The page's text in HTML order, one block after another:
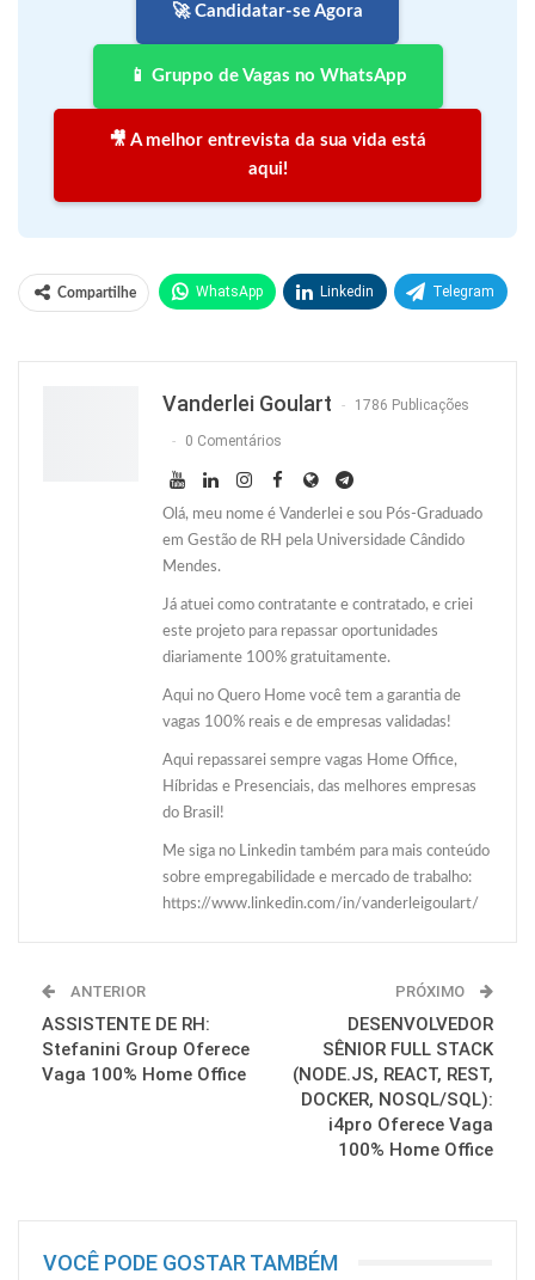
🚀 Candidatar-se Agora
📱 Gruppo de Vagas no WhatsApp
🎥 A melhor entrevista da sua vida está
aqui!
Compartilhe WhatsApp Linkedin Telegram
Vanderlei Goulart 1786 Publicações
0 Comentários
Olá, meu nome é Vanderlei e sou Pós-Graduado
em Gestão de RH pela Universidade Cândido
Mendes.
Já atuei como contratante e contratado, e criei
este projeto para repassar oportunidades
diariamente 100% gratuitamente.
Aqui no Quero Home você tem a garantia de
vagas 100% reais e de empresas validadas!
Aqui repassarei sempre vagas Home Office,
Híbridas e Presenciais, das melhores empresas
do Brasil!
Me siga no Linkedin também para mais conteúdo
sobre empregabilidade e mercado de trabalho:
https://www.linkedin.com/in/vanderleigoulart/
ANTERIOR
ASSISTENTE DE RH:
Stefanini Group Oferece
Vaga 100% Home Office
PRÓXIMO
DESENVOLVEDOR
SÊNIOR FULL STACK
(NODE.JS, REACT, REST,
DOCKER, NOSQL/SQL):
i4pro Oferece Vaga
100% Home Office
VOCÊ PODE GOSTAR TAMBÉM